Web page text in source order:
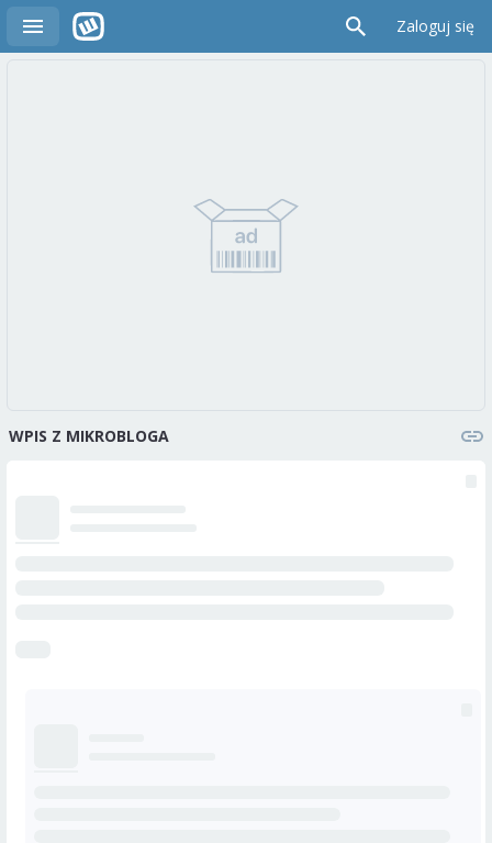
Zaloguj się
WPIS Z MIKROBLOGA